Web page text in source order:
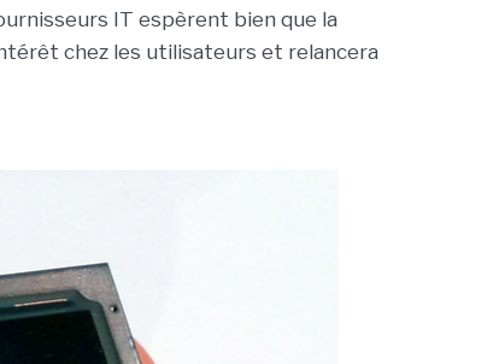
IT espèrent bien que la
chez les utilisateurs et relancera